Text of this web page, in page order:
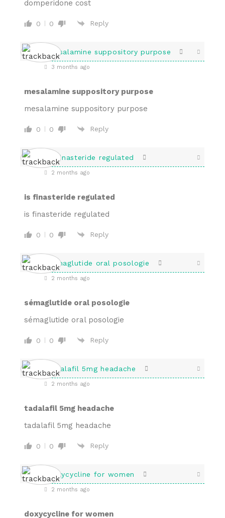
domperidone cost
0 0 Reply
mesalamine suppository purpose
3 months ago
mesalamine suppository purpose
mesalamine suppository purpose
0 0 Reply
is finasteride regulated
2 months ago
is finasteride regulated
is finasteride regulated
0 0 Reply
sémaglutide oral posologie
2 months ago
sémaglutide oral posologie
sémaglutide oral posologie
0 0 Reply
tadalafil 5mg headache
2 months ago
tadalafil 5mg headache
tadalafil 5mg headache
0 0 Reply
doxycycline for women
2 months ago
doxycycline for women